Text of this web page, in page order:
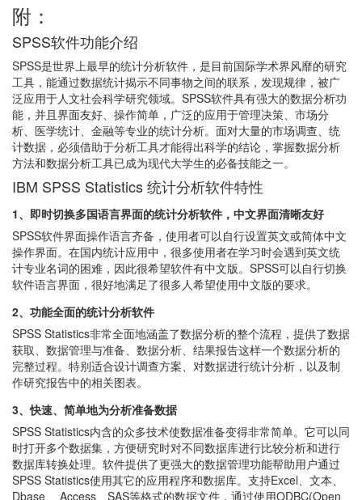
附：
SPSS软件功能介绍
SPSS是世界上最早的统计分析软件，是目前国际学术界风靡的研究
工具，能通过数据统计揭示不同事物之间的联系，发现规律，被广
泛应用于人文社会科学研究领域。SPSS软件具有强大的数据分析功
能，并且界面友好、操作简单，广泛的应用于管理决策、市场分
析、医学统计、金融等专业的统计分析。面对大量的市场调查、统
计数据，必须借助于分析工具才能得出科学的结论，掌握数据分析
方法和数据分析工具已成为现代大学生的必备技能之一。
IBM SPSS Statistics 统计分析软件特性
1、即时切换多国语言界面的统计分析软件，中文界面清晰友好
SPSS软件界面操作语言齐备，使用者可以自行设置英文或简体中文
操作界面。在国内统计应用中，很多使用者在学习时会遇到英文统
计专业名词的困难，因此很希望软件有中文版。SPSS可以自行切换
软件语言界面，很好地满足了很多人希望使用中文版的要求。
2、功能全面的统计分析软件
SPSS Statistics非常全面地涵盖了数据分析的整个流程，提供了数据
获取、数据管理与准备、数据分析、结果报告这样一个数据分析的
完整过程。特别适合设计调查方案、对数据进行统计分析，以及制
作研究报告中的相关图表。
3、快速、简单地为分析准备数据
SPSS Statistics内含的众多技术使数据准备变得非常简单。它可以同
时打开多个数据集，方便研究时对不同数据库进行比较分析和进行
数据库转换处理。软件提供了更强大的数据管理功能帮助用户通过
SPSS Statistics使用其它的应用程序和数据库。支持Excel、文本、
Dbase 、Access、SAS等格式的数据文件，通过使用ODBC(Open